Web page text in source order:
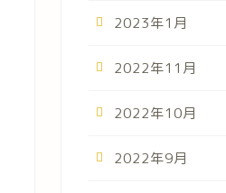
2023年1月
2022年11月
2022年10月
2022年9月